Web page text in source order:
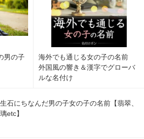
男の子
海外でも通じる女の子の名前
外国風の響き＆漢字でグローバ
ルな名付け
石にちなんだ男の子女の子の名前【翡翠、
etc】